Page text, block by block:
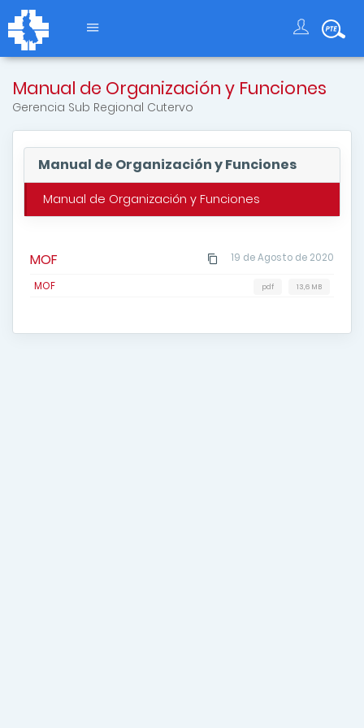
Manual de Organización y Funciones
Gerencia Sub Regional Cutervo
Manual de Organización y Funciones
Manual de Organización y Funciones
19 de Agosto de 2020
MOF
MOF 13,6 MB
pdf